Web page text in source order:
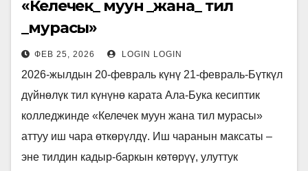
«Келечек_ муун _жана_ тил
_мурасы»
ФЕВ 25, 2026 LOGIN LOGIN
2026-жылдын 20-февраль күнү 21-февраль-Бүткүл
дүйнөлүк тил күнүнө карата Ала-Бука кесиптик
колледжинде «Келечек муун жана тил мурасы»
аттуу иш чара өткөрүлдү. Иш чаранын максаты –
эне тилдин кадыр-баркын көтөрүү, улуттук